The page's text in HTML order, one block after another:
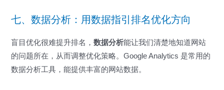
七、数据分析：用数据指引排名优化方向
盲目优化很难提升排名，数据分析能让我们清楚地知道网站
的问题所在，从而调整优化策略。Google Analytics 是常用的
数据分析工具，能提供丰富的网站数据。